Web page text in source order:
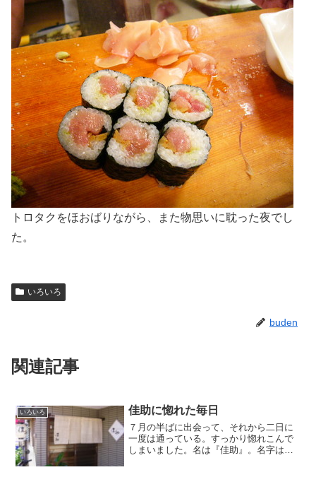
トロタクをほおばりながら、また物思いに耽った夜でし
た。
いろいろ
buden
関連記事
いろいろ 佳助に惚れた毎日
７月の半ばに出会って、それから二日に
一度は通っている。すっかり惚れこんで
しまいました。名は『佳助』。名字はあ